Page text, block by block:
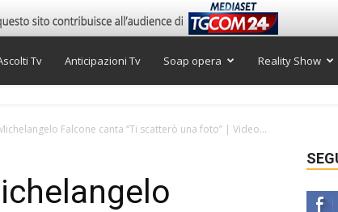
Tv Anticipazioni Tv Soap opera Reality Show
Falcone canta “Ti scatterò una foto” | Video...